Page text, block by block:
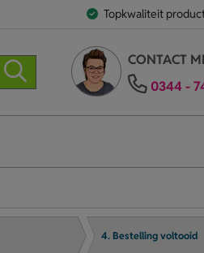
Topkwaliteit
CONTACT
0344 -
4. Bestelling voltooid